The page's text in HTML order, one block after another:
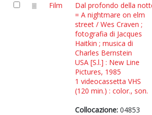
Film
Dal profondo della
= A nightmare on elm
street / Wes Craven ;
fotografia di Jacques
Haitkin ; musica di
Charles Bernstein
USA [S.l.] : New Line
Pictures, 1985
1 videocassetta VHS
(120 min.) : color., son.
Collocazione: 04853